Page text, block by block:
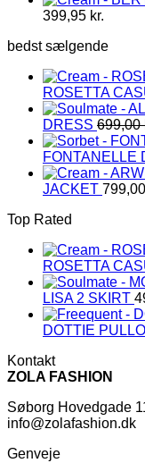
399,95 kr.
bedst sælgende
ROSETTA
DRESS 699,00
FONTANELLE
JACKET 799,00
Top Rated
ROSETTA
LISA 2 SKIRT
DOTTIE
Kontakt
ZOLA FASHION
Søborg Hovedgade
info@zolafashion.dk
Genveje